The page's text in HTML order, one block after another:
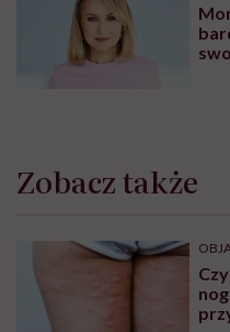
Zobacz także